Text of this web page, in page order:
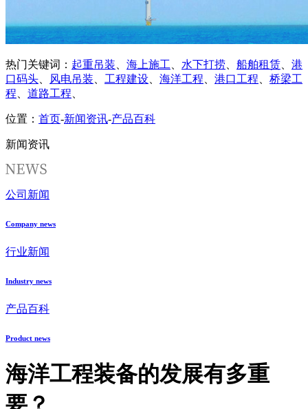
热门关键词： 起重吊装、 海上施工、 水下打捞、 船舶租赁、 港
口码头、 风电吊装、 工程建设、 海洋工程、 港口工程、 桥梁工
程、 道路工程、
位置： 首页-新闻资讯-产品百科
新闻资讯
公司新闻
Company news
行业新闻
Industry news
产品百科
Product news
海洋工程装备的发展有多重